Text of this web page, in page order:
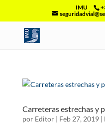
IMU
Carreteras estrechas y
por Editor| Feb 27, 2019|